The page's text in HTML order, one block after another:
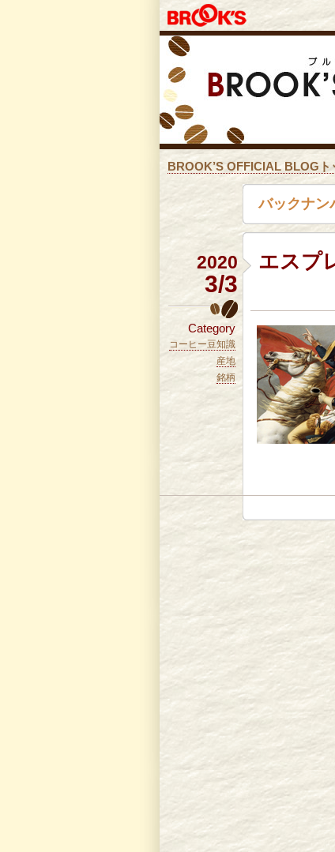
BROOK’S OFFICIAL BLOGト
バックナン
2020
3/3
Category
コーヒー豆知識
産地
銘柄
エスプ